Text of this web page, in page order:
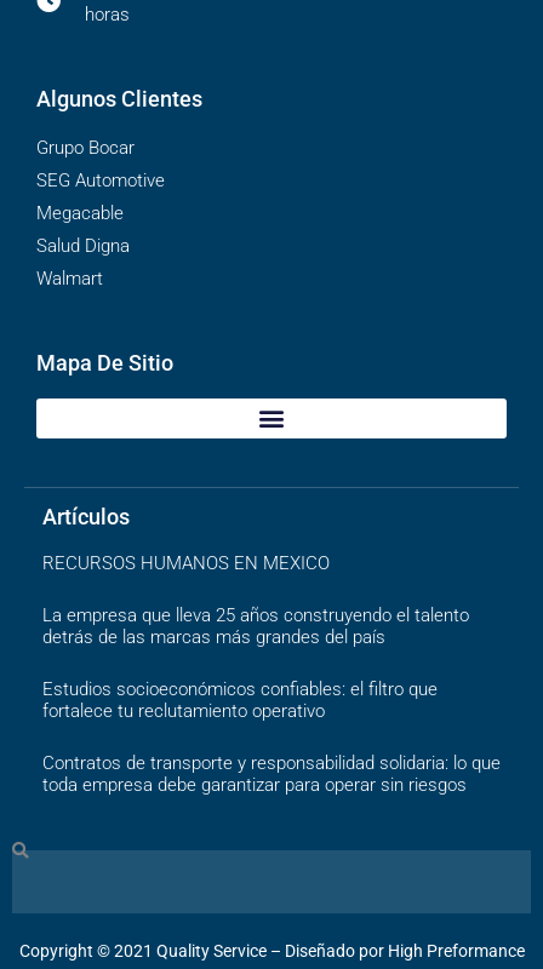
horas
Algunos Clientes
Grupo Bocar
SEG Automotive
Megacable
Salud Digna
Walmart
Mapa De Sitio
Artículos
RECURSOS HUMANOS EN MEXICO
La empresa que lleva 25 años construyendo el talento
detrás de las marcas más grandes del país
Estudios socioeconómicos confiables: el filtro que
fortalece tu reclutamiento operativo
Contratos de transporte y responsabilidad solidaria: lo que
toda empresa debe garantizar para operar sin riesgos
Search
Copyright ©️ 2021 Quality Service – Diseñado por High Preformance